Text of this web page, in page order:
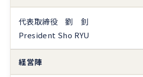
代表取締役 劉 釗
President Sho RYU
経営陣